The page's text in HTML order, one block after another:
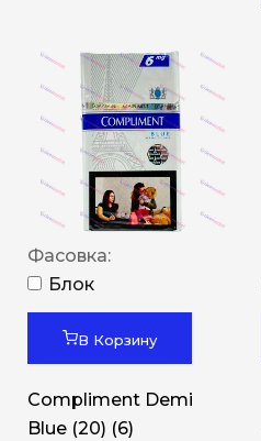
Фасовка:
Блок
В Корзину
Compliment Demi
Blue (20) (6)